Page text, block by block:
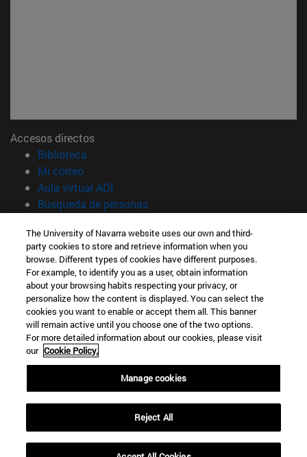
Accesos directos
Biblioteca
Mi correo(abre en nueva ventana)
Aula virtual ADI
Búsqueda de personas(abre en nueva ventana)
Información
TFNO +34 948 42 56 00
¿QUÉ GRADO TE INTERESA?
¿QUÉ MÁSTER TE INTERESA?
© Universidad de Navarra
Información legal
Accesibilidad
Configuración de cookies
Localizador de campus
The University of Navarra website uses our own and third-
party cookies to store and retrieve information when you
browse. Different types of cookies have different purposes.
For example, to identify you as a user, obtain information
about your browsing habits respecting your privacy, or
personalize how the content is displayed. You can select the
cookies you want to enable or accept them all. This banner
will remain active until you choose one of the two options.
For more detailed information about our cookies, please visit
our Cookie Policy.
Manage cookies
Reject All